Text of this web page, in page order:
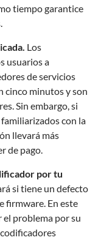
tiempo garantice
Los
usuarios a
de servicios
cinco minutos y son
Sin embargo, si
con la
llevará más
de pago.
por tu
si tiene un defecto
firmware. En este
el problema por su